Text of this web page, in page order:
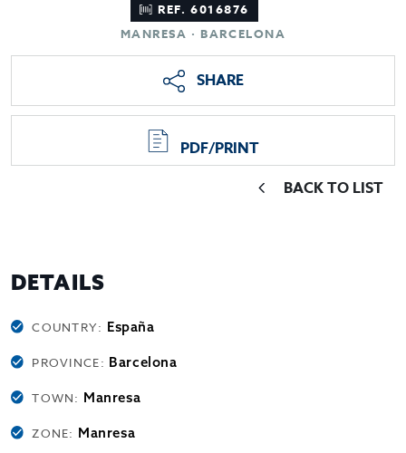
REF. 6016876
MANRESA · BARCELONA
SHARE
PDF/PRINT
BACK TO LIST
DETAILS
COUNTRY: España
PROVINCE: Barcelona
TOWN: Manresa
ZONE: Manresa